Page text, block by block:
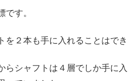
す。
２本も手に入れることはでき
らシャフトは４層でしか手に